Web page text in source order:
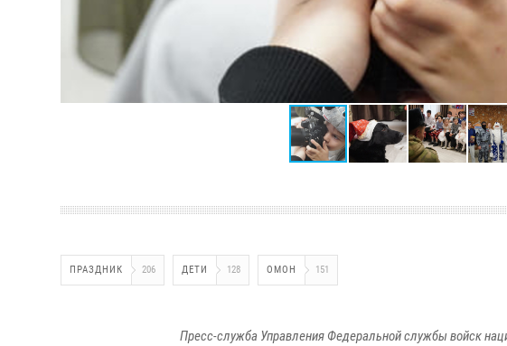
ПРАЗДНИК 206 ДЕТИ 128 ОМОН 151
Пресс-служба Управления Федеральной службы войск